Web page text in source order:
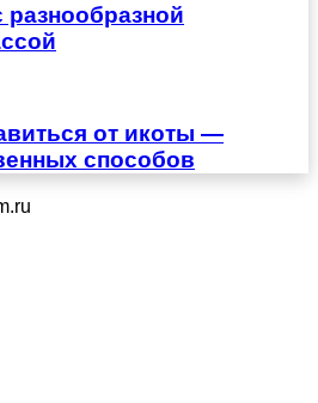
от икоты —
способов